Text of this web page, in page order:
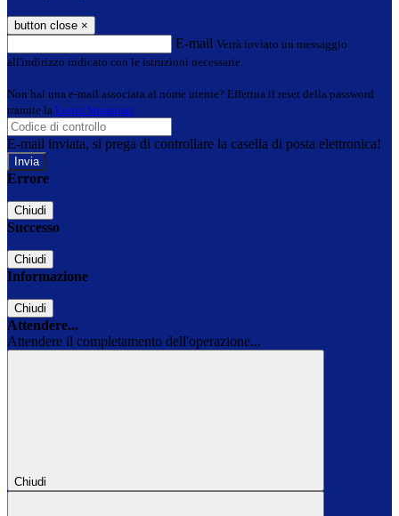
button close ×
E-mail Verrà inviato un messaggio
all'indirizzo indicato con le istruzioni necessarie.
Non hai una e-mail associata al nome utente? Effettua il reset della password
tramite la Login Spaggiari
E-mail inviata, si prega di controllare la casella di posta elettronica!
Errore
Chiudi
Successo
Chiudi
Informazione
Chiudi
Attendere...
Attendere il completamento dell'operazione...
Chiudi